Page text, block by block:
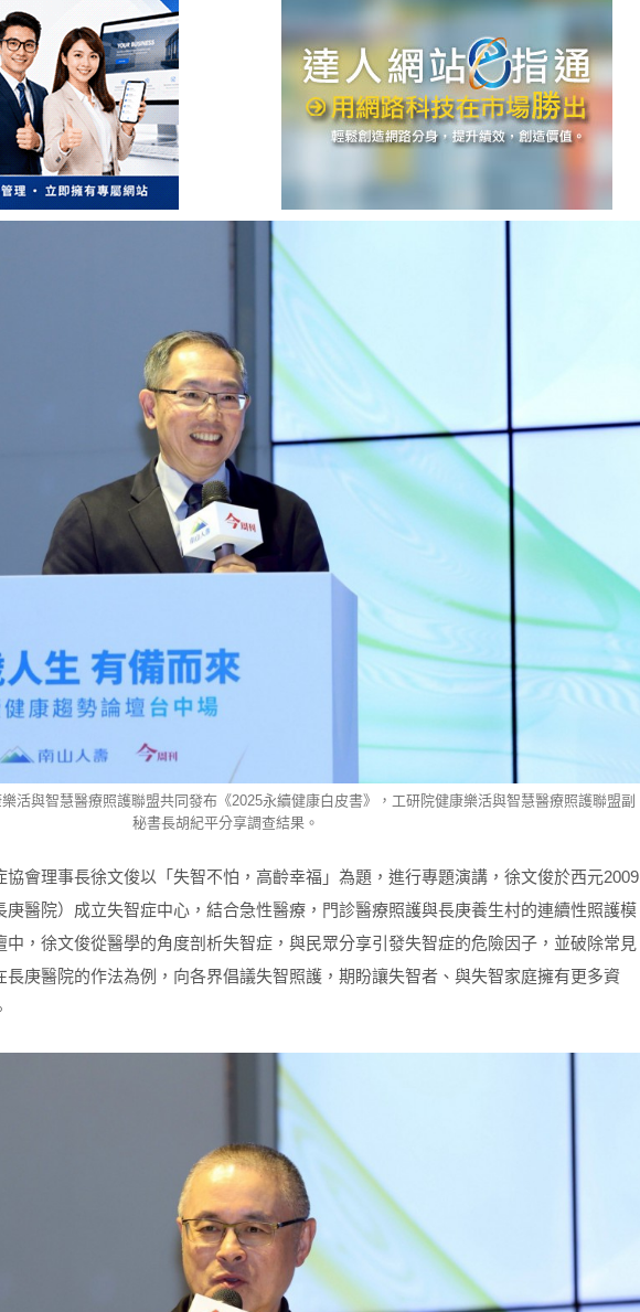
活與智慧醫療照護聯盟共同發布《2025永續健康白皮書》，工研院健康樂活與智慧醫療照護聯盟副
秘書長胡紀平分享調查結果。
協會理事長徐文俊以「失智不怕，高齡幸福」為題，進行專題演講，徐文俊於西元2009
庚醫院）成立失智症中心，結合急性醫療，門診醫療照護與長庚養生村的連續性照護模
，徐文俊從醫學的角度剖析失智症，與民眾分享引發失智症的危險因子，並破除常見
長庚醫院的作法為例，向各界倡議失智照護，期盼讓失智者、與失智家庭擁有更多資